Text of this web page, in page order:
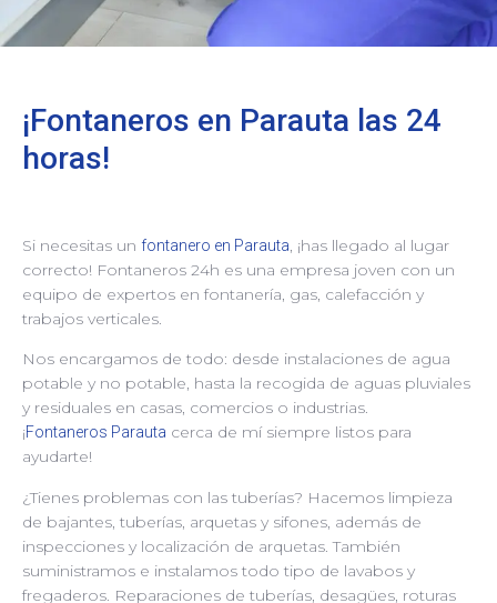
¡Fontaneros en Parauta las 24
horas!
Si necesitas un fontanero en Parauta, ¡has llegado al lugar
correcto! Fontaneros 24h es una empresa joven con un
equipo de expertos en fontanería, gas, calefacción y
trabajos verticales.
Nos encargamos de todo: desde instalaciones de agua
potable y no potable, hasta la recogida de aguas pluviales
y residuales en casas, comercios o industrias.
¡Fontaneros Parauta cerca de mí siempre listos para
ayudarte!
¿Tienes problemas con las tuberías? Hacemos limpieza
de bajantes, tuberías, arquetas y sifones, además de
inspecciones y localización de arquetas. También
suministramos e instalamos todo tipo de lavabos y
fregaderos. Reparaciones de tuberías, desagües, roturas